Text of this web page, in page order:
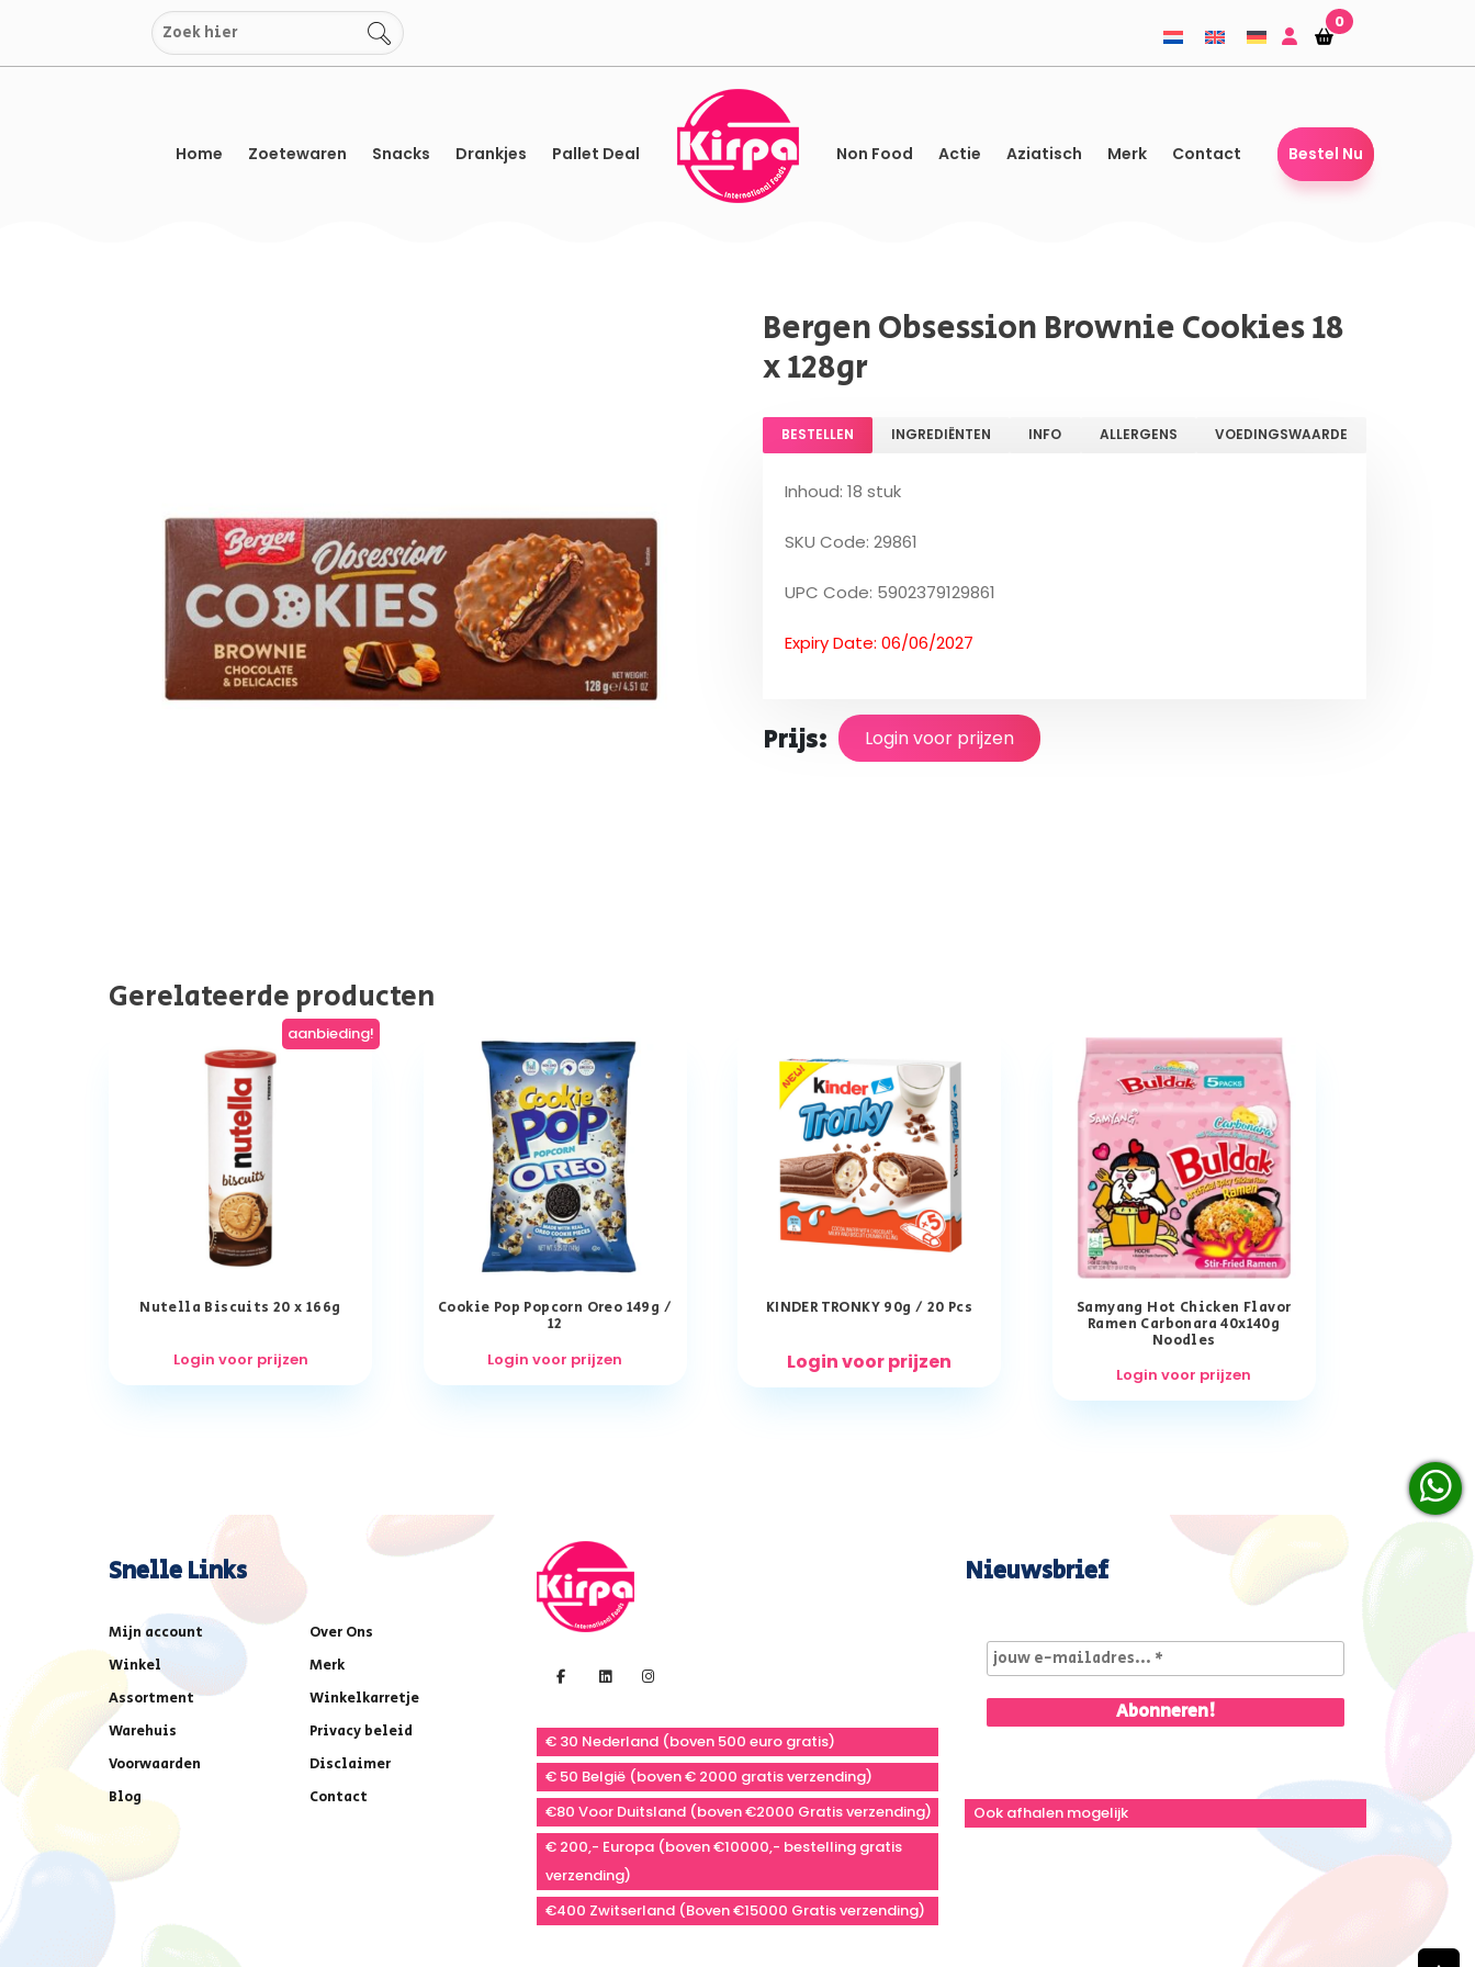
inhoud
Winkelmandje
Winkelmandje
0
Home Zoetewaren Snacks Drankjes Pallet Deal Non Food Actie Aziatisch Merk Contact Bestel Nu
Bergen Obsession Brownie Cookies 18
x 128gr
BESTELLEN INGREDIËNTEN INFO ALLERGENS VOEDINGSWAARDE
Inhoud: 18 stuk
SKU Code: 29861
UPC Code: 5902379129861
Expiry Date: 06/06/2027
Prijs: Login voor prijzen
Gerelateerde producten
aanbieding!
Nutella Biscuits 20 x 166g
Login voor prijzen
Cookie Pop Popcorn Oreo 149g /
12
Login voor prijzen
KINDER TRONKY 90g / 20 Pcs
Login voor prijzen
Samyang Hot Chicken Flavor
Ramen Carbonara 40x140g
Noodles
Login voor prijzen
Snelle Links
Mijn account
Over Ons
Winkel
Merk
Assortment
Winkelkarretje
Warehuis
Privacy beleid
Voorwaarden
Disclaimer
Blog
Contact
€ 30 Nederland (boven 500 euro gratis)
€ 50 België (boven € 2000 gratis verzending)
€80 Voor Duitsland (boven €2000 Gratis verzending)
€ 200,- Europa (boven €10000,- bestelling gratis
verzending)
€400 Zwitserland (Boven €15000 Gratis verzending)
Nieuwsbrief
Ook afhalen mogelijk